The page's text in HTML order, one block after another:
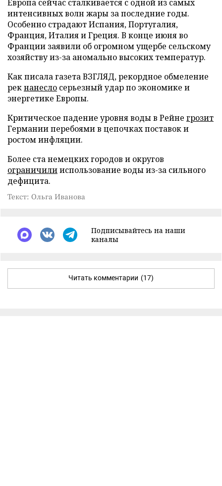
Европа сейчас сталкивается с одной из самых
интенсивных волн жары за последние годы.
Особенно страдают Испания, Португалия,
Франция, Италия и Греция. В конце июня во
Франции заявили об огромном ущербе сельскому
хозяйству из-за аномально высоких температур.
Как писала газета ВЗГЛЯД, рекордное обмеление
рекнанесло серьезный удар по экономике и
энергетике Европы.
Критическое падение уровня воды в Рейне грозит
Германии перебоями в цепочках поставок и
ростом инфляции.
Более ста немецких городов и округов
ограничилииспользование воды из-за сильного
дефицита.
Текст: Ольга Иванова
Подписывайтесь на наши
каналы
Читать комментарии (17)